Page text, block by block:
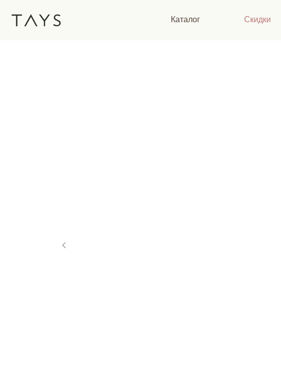
Каталог Скидки